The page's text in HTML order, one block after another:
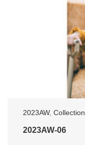
2023AW, Collection
2023AW-06